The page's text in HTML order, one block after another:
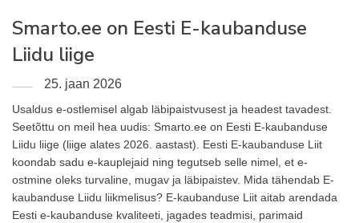
Smarto.ee on Eesti E-kaubanduse
Liidu liige
25. jaan 2026
Usaldus e-ostlemisel algab läbipaistvusest ja headest tavadest.
Seetõttu on meil hea uudis: Smarto.ee on Eesti E-kaubanduse
Liidu liige (liige alates 2026. aastast). Eesti E-kaubanduse Liit
koondab sadu e-kauplejaid ning tegutseb selle nimel, et e-
ostmine oleks turvaline, mugav ja läbipaistev. Mida tähendab E-
kaubanduse Liidu liikmelisus? E-kaubanduse Liit aitab arendada
Eesti e-kaubanduse kvaliteeti, jagades teadmisi, parimaid